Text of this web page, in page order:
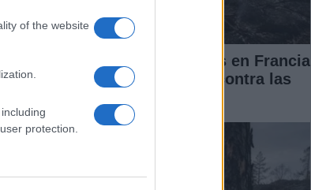
of the website
protection.
Incendios forestales en Francia
y España: la lucha contra las